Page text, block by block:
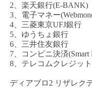
2、楽天銀行(E-BANK)
3、電子マネー
4、三菱東京UFJ銀行
5、ゆうちょ銀行
6、三井住友銀行
7、コンビニ決済(Smart
8、テレコムクレジッ
ディアブロ 2 リザレク